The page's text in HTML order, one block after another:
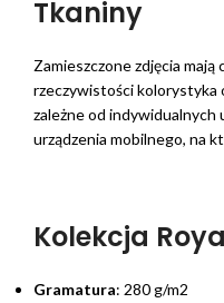
Tkaniny
Zamieszczone zdjęcia
rzeczywistości kolorystyka
zależne od
urządzenia mobilnego, na
Kolekcja
Gramatura: 280 g/m2